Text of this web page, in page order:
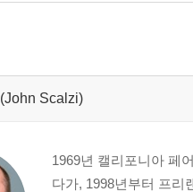
(John Scalzi)
1969년 캘리포니아 페
다가, 1998년부터 프리